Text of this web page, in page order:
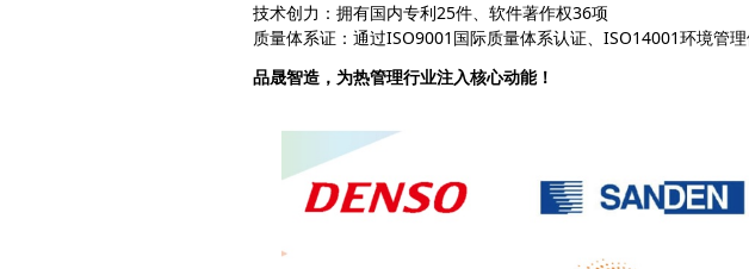
技术创力：拥有国内专利25件、软件著作权36项
质量体系证：通过ISO9001国际质量体系认证、ISO14001环境管
品晟智造，为热管理行业注入核心动能！